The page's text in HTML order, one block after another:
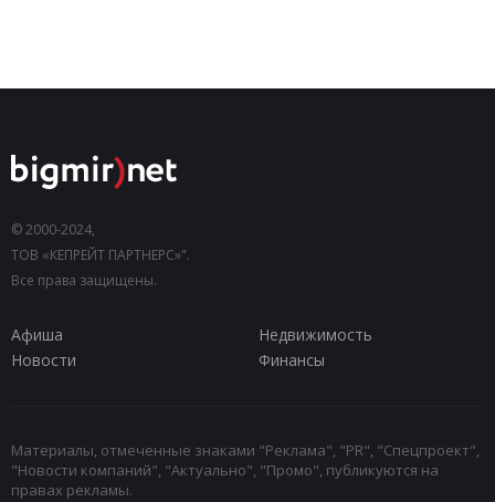
© 2000-2024,
ТОВ «КЕПРЕЙТ ПАРТНЕРС»".
Все права защищены.
Афиша
Недвижимость
Новости
Финансы
Материалы, отмеченные знаками "Реклама", "PR", "Спецпроект",
"Новости компаний", "Актуально", "Промо", публикуются на
правах рекламы.